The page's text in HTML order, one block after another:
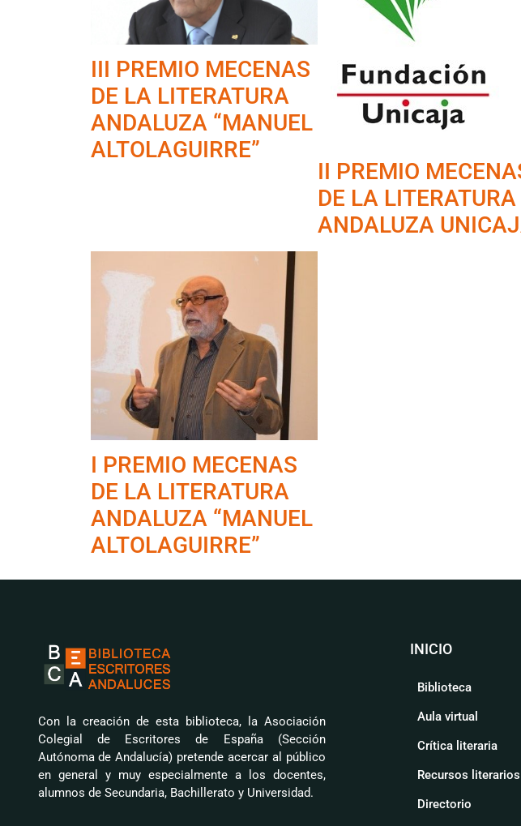
III PREMIO MECENAS
DE LA LITERATURA
ANDALUZA “MANUEL
ALTOLAGUIRRE”
II PREMIO
DE LA LITERATURA
ANDALUZA
I PREMIO MECENAS
DE LA LITERATURA
ANDALUZA “MANUEL
ALTOLAGUIRRE”
Con la creación de esta biblioteca, la Asociación
Colegial de Escritores de España (Sección
Autónoma de Andalucía) pretende acercar al público
en general y muy especialmente a los docentes,
alumnos de Secundaria, Bachillerato y Universidad.
INICIO
Biblioteca
Aula virtual
Crítica literaria
Recursos literarios
Directorio